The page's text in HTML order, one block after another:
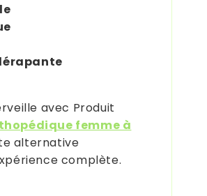
avec Produit
femme à
alternative
complète.